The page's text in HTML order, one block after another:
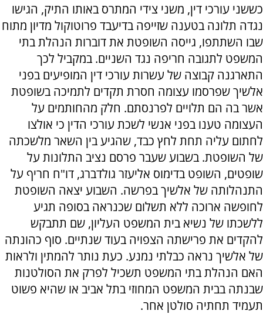
כששני עורכי דין, משני צידי המתרס באותו התיק, הגישו
נגדה תלונה בטענה שזייפה בדיעבד פרוטוקול מדיון מתוח
שבו השתתפו, גייסה השופטת את דוברות הנהלת בתי
המשפט לתגובה חריפה נגד השניים. במקביל לכך
התארגנה קבוצה של עשרות עורכי דין המופיעים בפני
אלשיך שפרסמו עצומה חסרת תקדים לתמיכה בשופטת
אשר בה הם תלויים לפרנסתם. חלק מהחותמים על
העצומה טענו בפני אנשי לשכת עורכי הדין כי אולצו
לחתום עליה תחת לחץ כבד, שהגיע בין השאר מלשכתה
של השופטת. בשבוע שעבר פרסם נציב התלונות על
שופטים, השופט בדימוס אליעזר גולדברג, דו"ח חריף על
התנהלותה של אלשיך בפרשה. השבוע יצאה השופטת
לחופשה ארוכה ללא תשלום שכנראה בסופה תגיע
ללשכתו של נשיא בית המשפט העליון, שם תתבקש
להקדים את פרישתה הצפויה בעוד שנתיים. סוף כהונתה
של אלשיך נראה כבלתי נמנע. כעת נותר להמתין ולראות
האם הנהלת בתי המשפט תשכיל לפרק את הסולטנות
שבנתה בבית המשפט המחוזי בתל אביב או שהיא פשוט
תעמיד תחתיה סולטן אחר.